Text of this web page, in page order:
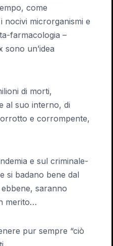
come
nocivi microrganismi e
farmacologia –
un’idea
di morti,
al suo interno, di
e corrompente,
e sul criminale-
si badano bene dal
saranno
merito…
pur sempre “ciò